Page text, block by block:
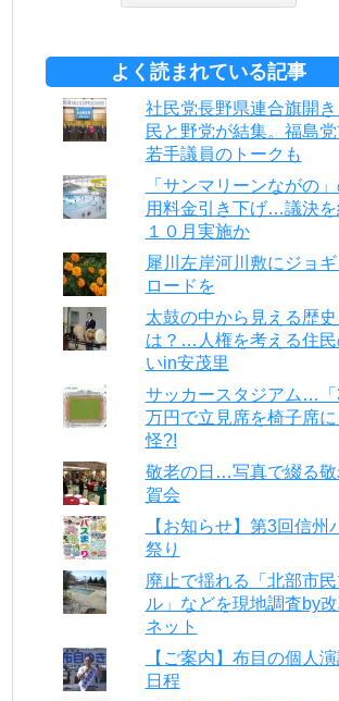
よく読まれている記事
社民党長野県連合旗開
民と野党が結集。福島党
若手議員のトークも
「サンマリーンながの」
用料金引き下げ…議決を
１０月実施か
犀川左岸河川敷にジョ
ロードを
太鼓の中から見える歴史
は？…人権を考える住民
いin安茂里
サッカースタジアム…「
万円で立見席を椅子席
怪?!
敬老の日…写真で綴る敬
賀会
【お知らせ】第3回信州
祭り
廃止で揺れる「北部市
ル」などを現地調査by
ネット
【ご案内】布目の個人
日程